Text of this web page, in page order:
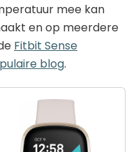
mee kan
en op meerdere
Fitbit Sense
blog.